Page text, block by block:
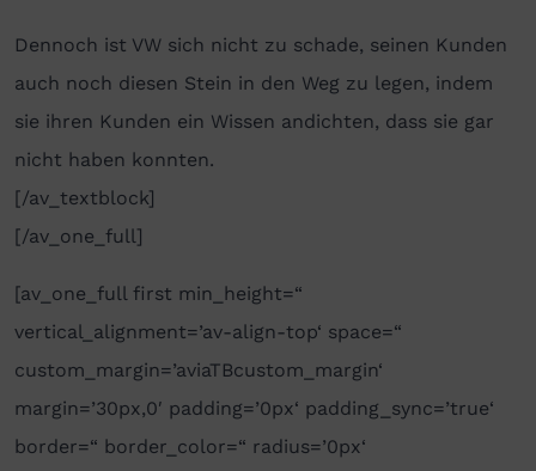
Dennoch ist VW sich nicht zu schade, seinen Kunden
auch noch diesen Stein in den Weg zu legen, indem
sie ihren Kunden ein Wissen andichten, dass sie gar
nicht haben konnten.
[/av_textblock]
[/av_one_full]
[av_one_full first min_height=“
vertical_alignment=’av-align-top‘ space=“
custom_margin=’aviaTBcustom_margin‘
margin=’30px,0′ padding=’0px‘ padding_sync=’true‘
border=“ border_color=“ radius=’0px‘